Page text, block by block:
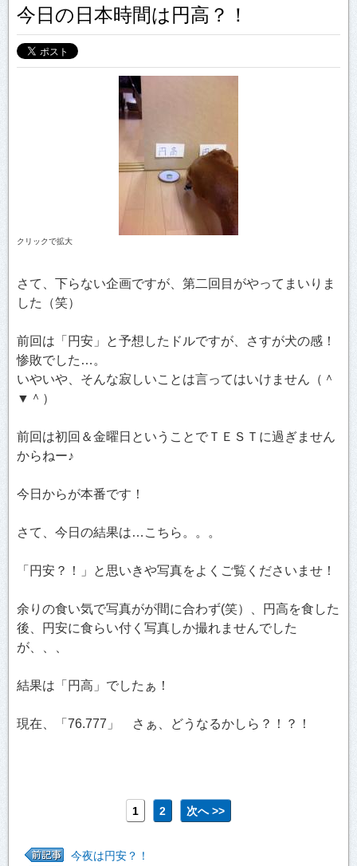
今日の日本時間は円高？！
クリックで拡大
さて、下らない企画ですが、第二回目がやってまいりま
した（笑）
前回は「円安」と予想したドルですが、さすが犬の感！
惨敗でした…。
いやいや、そんな寂しいことは言ってはいけません（＾
▼＾）
前回は初回＆金曜日ということでＴＥＳＴに過ぎません
からねー♪
今日からが本番です！
さて、今日の結果は…こちら。。。
「円安？！」と思いきや写真をよくご覧くださいませ！
余りの食い気で写真がが間に合わず(笑）、円高を食した
後、円安に食らい付く写真しか撮れませんでした
が、、、
結果は「円高」でしたぁ！
現在、「76.777」 さぁ、どうなるかしら？！？！
1 2 次へ >>
今夜は円安？！